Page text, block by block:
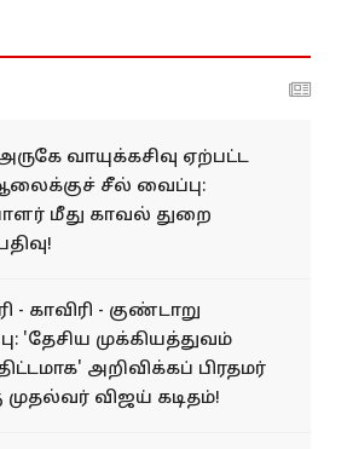
வாயுக்கசிவு ஏற்பட்ட
சீல் வைப்பு:
மீது காவல் துறை
- காவிரி - குண்டாறு
'தேசிய முக்கியத்துவம்
அறிவிக்கப் பிரதமர்
முதல்வர் விஜய் கடிதம்!